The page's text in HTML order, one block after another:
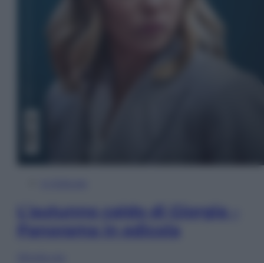
L’autunno caldo di Giorgia –